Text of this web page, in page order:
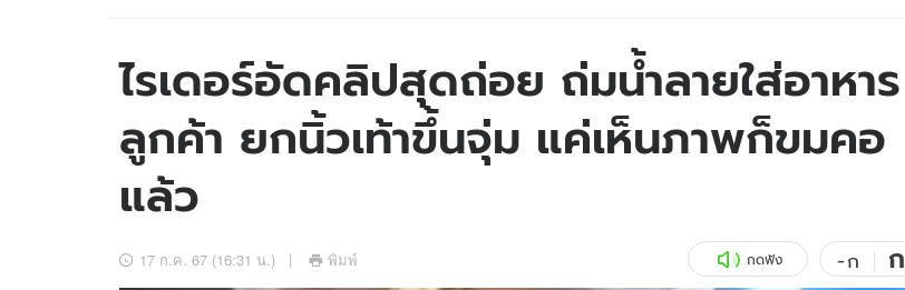
ข่าวบันเทิง
ข่าวกีฬา
ข่าวเศรษฐกิจ
อัปเดตจีน
สถิติหวยไทย
หวยลาว
วัยรุ่น
ไอที
เที่ยว-กิน
Tasteful Thailand
ไรเดอร์อัดคลิปสุดถ่อย ถ่มน้ำลายใส่อาหาร
ลูกค้า ยกนิ้วเท้าขึ้นจุ่ม แค่เห็นภาพก็ขมคอ
แล้ว
17 ก.ค. 67 (16:31 น.) พิมพ์ กดฟัง -ก ก